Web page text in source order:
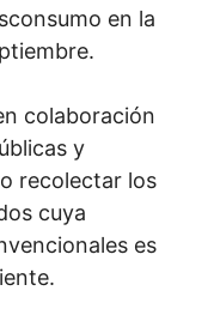
en la
colaboración
y
recolectar los
cuya
es